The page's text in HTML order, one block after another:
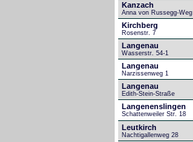
Kanzach
Anna von Russegg-Weg
Kirchberg
Rosenstr. 7
Langenau
Wasserstr. 54-1
Langenau
Narzissenweg 1
Langenau
Edith-Stein-Straße
Langenenslingen
Schattenweiler Str. 18
Leutkirch
Nachtigallenweg 28